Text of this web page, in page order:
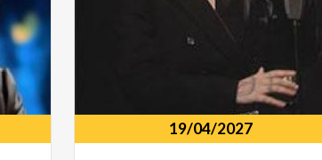
19/04/2027